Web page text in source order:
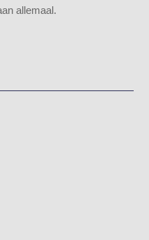
allemaal.